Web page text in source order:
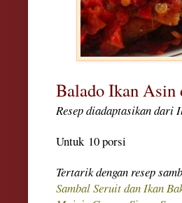
Balado Ikan Asin
Resepdiadaptasikan dari
Untuk 10 porsi
Tertarik dengan resep
Sambal Seruit dan Ikan